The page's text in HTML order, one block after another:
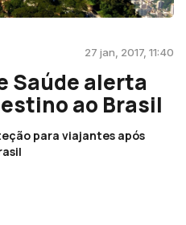
27 jan, 2017, 11:40
Saúde alerta
ao Brasil
para viajantes após